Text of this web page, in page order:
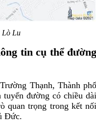
Lò Lu
tin cụ thể
Thạnh, Thành
đường có chiều
quan trọng trong kết
Đức.